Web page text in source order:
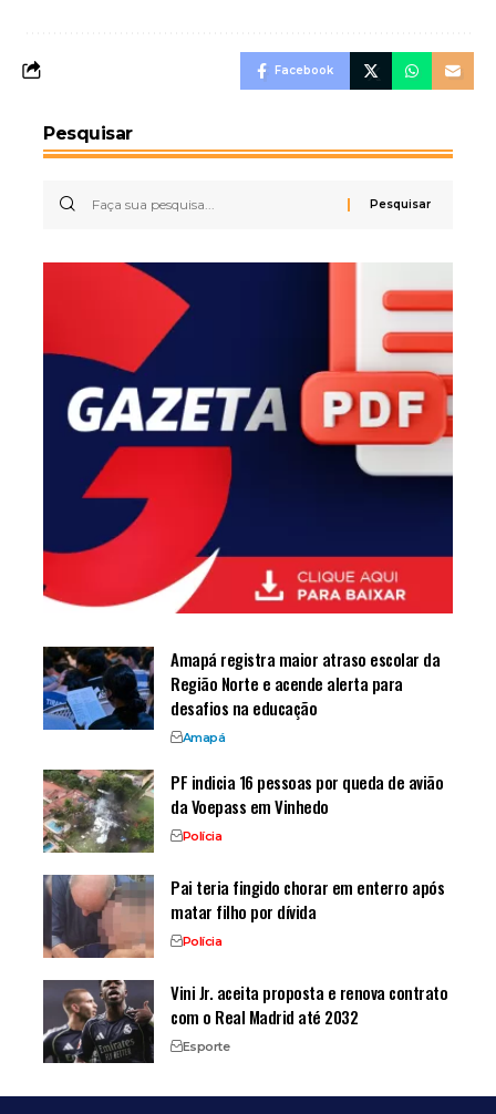
Facebook
Pesquisar
Amapá registra maior atraso escolar da
Região Norte e acende alerta para
desafios na educação
Amapá
PF indicia 16 pessoas por queda de avião
da Voepass em Vinhedo
Polícia
Pai teria fingido chorar em enterro após
matar filho por dívida
Polícia
Vini Jr. aceita proposta e renova contrato
com o Real Madrid até 2032
Esporte